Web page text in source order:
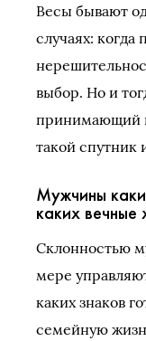
Весы бывают
случаях: когда
выбор. Но и
принимающий
такой спутник
Мужчины
каких вечные
Склонностью
мере
каких знаков
семейную